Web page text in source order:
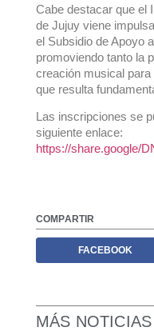
Cabe destacar que el
de Jujuy viene
el Subsidio de Apoyo
promoviendo tanto la
creación musical
que resulta
Las inscripciones se
siguiente enlace:
https://share.google/
COMPARTIR
FACEBOOK
MÁS NOTICIAS